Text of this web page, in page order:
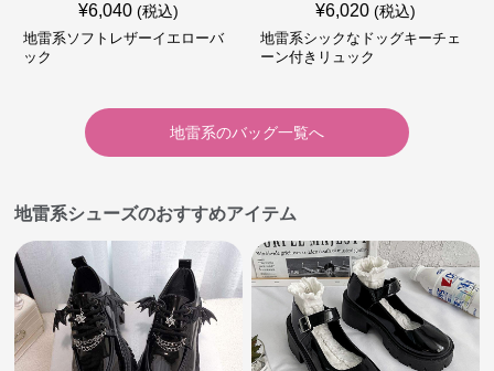
¥6,040 (税込)
地雷系ソフトレザーイエローバ
ック
¥6,020 (税込)
地雷系シックなドッグキーチェ
ーン付きリュック
地雷系のバッグ一覧へ
地雷系シューズのおすすめアイテム